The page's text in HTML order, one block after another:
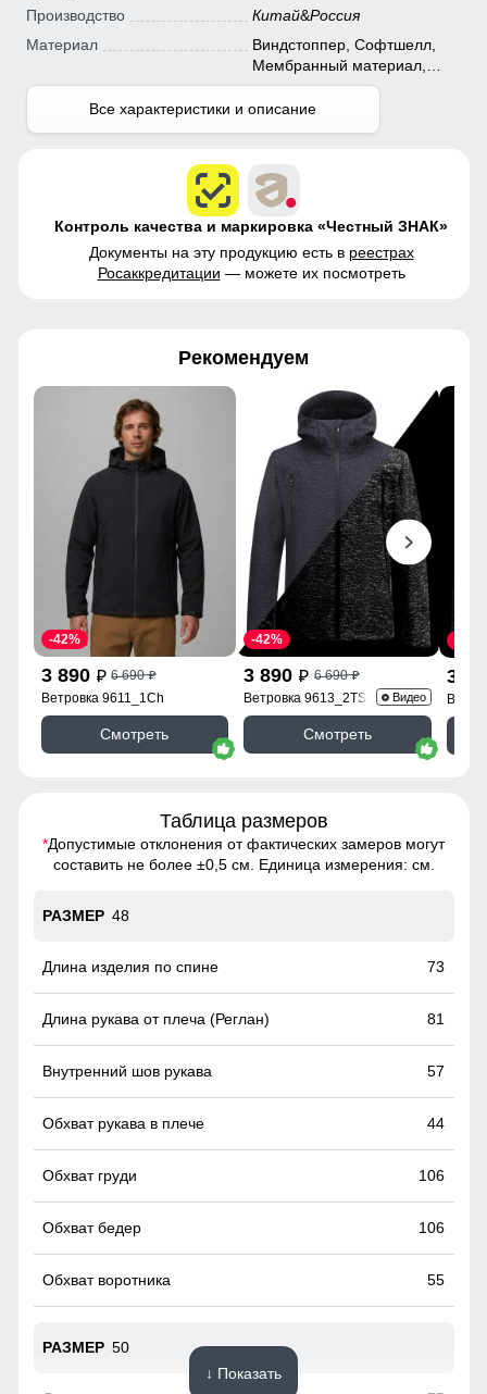
Производство
Китай&Россия
Материал
Виндстоппер, Софтшелл,
Мембранный материал,
Полиэстер
Все характеристики и описание
Контроль качества и маркировка «Честный ЗНАК»
Документы на эту продукцию есть в реестрах
Росаккредитации — можете их посмотреть
Рекомендуем
3 890 p 6 690p
-42%
Ветровка 9611_1Ch
Смотреть
3 890 p 6 690p
-42%
Ветровка 9613_2TS Видео
Смотреть
3
Таблица размеров
*Допустимые отклонения от фактических замеров могут
составить не более ±0,5 см. Единица измерения: см.
48
73
81
57
44
106
106
55
50
↓ Показать